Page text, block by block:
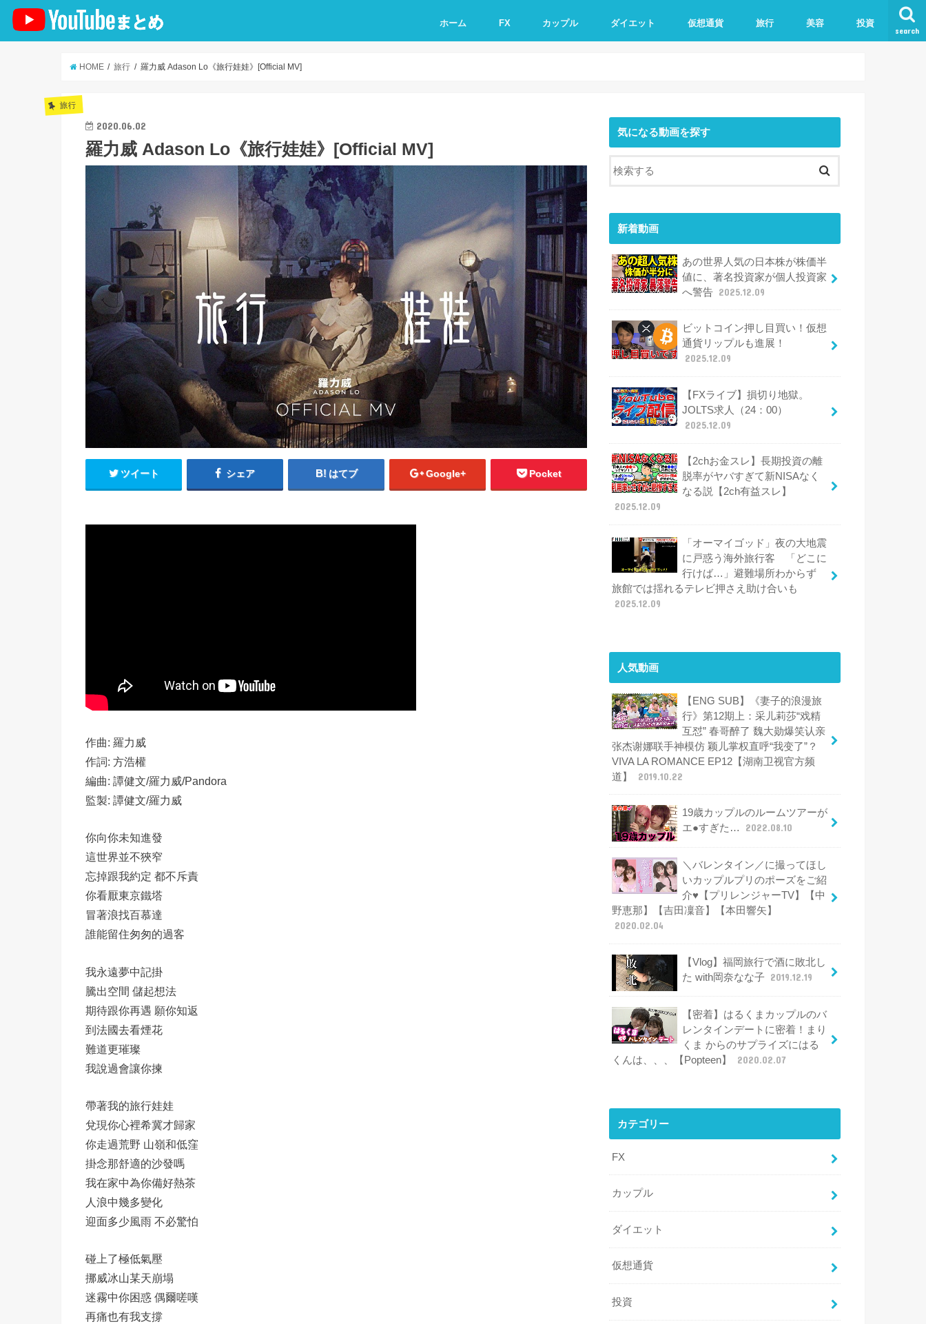
search
ホーム FX カップル ダイエット 仮想通貨 旅行 美容 投資
HOME 旅行 羅力威 Adason Lo《旅行娃娃》[Official MV]
旅行
2020.06.02
羅力威 Adason Lo《旅行娃娃》[Official MV]
ツイート シェア はてブ Google+ Pocket
作曲: 羅力威
作詞: 方浩權
編曲: 譚健文/羅力威/Pandora
監製: 譚健文/羅力威
你向你未知進發
這世界並不狹窄
忘掉跟我約定 都不斥責
你看厭東京鐵塔
冒著浪找百慕達
誰能留住匆匆的過客
我永遠夢中記掛
騰出空間 儲起想法
期待跟你再遇 願你知返
到法國去看煙花
難道更璀璨
我說過會讓你揀
帶著我的旅行娃娃
兌現你心裡希冀才歸家
你走過荒野 山嶺和低窪
掛念那舒適的沙發嗎
我在家中為你備好熱茶
人浪中幾多變化
迎面多少風雨 不必驚怕
碰上了極低氣壓
挪威冰山某天崩塌
迷霧中你困惑 偶爾嗟嘆
再痛也有我支撐
気になる動画を探す
新着動画
あの世界人気の日本株が株価半
値に、著名投資家が個人投資家
へ警告 2025.12.09
ビットコイン押し目買い！仮想
通貨リップルも進展！
2025.12.09
【FXライブ】損切り地獄。
JOLTS求人（24：00）
2025.12.09
【2chお金スレ】長期投資の離
脱率がヤバすぎて新NISAなく
なる説【2ch有益スレ】
2025.12.09
「オーマイゴッド」夜の大地震
に戸惑う海外旅行客 「どこに
行けば…」避難場所わからず
旅館では揺れるテレビ押さえ助け合いも
2025.12.09
人気動画
【ENG SUB】《妻子的浪漫旅
行》第12期上：采儿莉莎“戏精
互怼” 春哥醉了 魏大勋爆笑认亲
张杰谢娜联手神模仿 颖儿掌权直呼“我变了”？
VIVA LA ROMANCE EP12【湖南卫视官方频
道】
2019.10.22
19歳カップルのルームツアーが
エ●すぎた…
2022.08.10
＼バレンタイン／に撮ってほし
いカップルプリのポーズをご紹
介♥【プリレンジャーTV】【中
野恵那】【吉田凜音】【本田響矢】
2020.02.04
【Vlog】福岡旅行で酒に敗北し
た with岡奈なな子 2019.12.19
【密着】はるくまカップルのバ
レンタインデートに密着！まり
くま からのサプライズにはる
くんは、、、【Popteen】
2020.02.07
カテゴリー
FX
カップル
ダイエット
仮想通貨
投資